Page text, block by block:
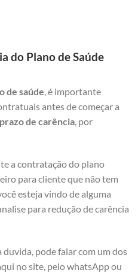
do Plano de Saúde
de saúde, é importante
antes de começar a
prazo de carência, por
a contratação do plano
para cliente que não tem
esteja vindo de alguma
para redução de carência
pode falar com um dos
no site, pelo whatsApp ou